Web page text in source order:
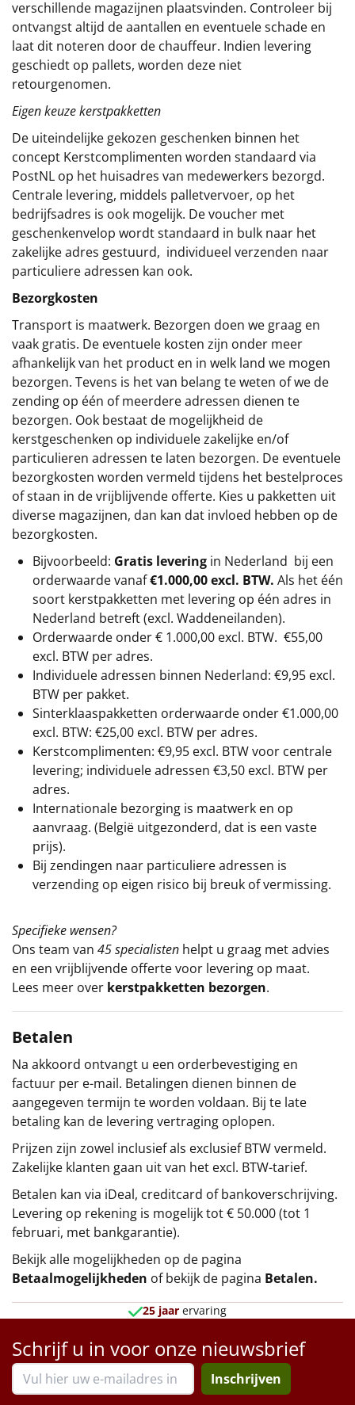
verschillende magazijnen plaatsvinden. Controleer bij
ontvangst altijd de aantallen en eventuele schade en
laat dit noteren door de chauffeur. Indien levering
geschiedt op pallets, worden deze niet
retourgenomen.
Eigen keuze kerstpakketten
De uiteindelijke gekozen geschenken binnen het
concept Kerstcomplimenten worden standaard via
PostNL op het huisadres van medewerkers bezorgd.
Centrale levering, middels palletvervoer, op het
bedrijfsadres is ook mogelijk. De voucher met
geschenkenvelop wordt standaard in bulk naar het
zakelijke adres gestuurd, individueel verzenden naar
particuliere adressen kan ook.
Bezorgkosten
Transport is maatwerk. Bezorgen doen we graag en
vaak gratis. De eventuele kosten zijn onder meer
afhankelijk van het product en in welk land we mogen
bezorgen. Tevens is het van belang te weten of we de
zending op één of meerdere adressen dienen te
bezorgen. Ook bestaat de mogelijkheid de
kerstgeschenken op individuele zakelijke en/of
particulieren adressen te laten bezorgen. De eventuele
bezorgkosten worden vermeld tijdens het bestelproces
of staan in de vrijblijvende offerte. Kies u pakketten uit
diverse magazijnen, dan kan dat invloed hebben op de
bezorgkosten.
Bijvoorbeeld: Gratis levering in Nederland bij een
orderwaarde vanaf€1.000,00 excl. BTW. Als het één
soort kerstpakketten met levering op één adres in
Nederland betreft (excl. Waddeneilanden).
Orderwaarde onder € 1.000,00 excl. BTW. €55,00
excl. BTW per adres.
Individuele adressen binnen Nederland: €9,95 excl.
BTW per pakket.
Sinterklaaspakketten orderwaarde onder €1.000,00
excl. BTW: €25,00 excl. BTW per adres.
Kerstcomplimenten: €9,95 excl. BTW voor centrale
levering; individuele adressen €3,50 excl. BTW per
adres.
Internationale bezorging is maatwerk en op
aanvraag. (België uitgezonderd, dat is een vaste
prijs).
Bij zendingen naar particuliere adressen is
verzending op eigen risico bij breuk of vermissing.
Specifieke wensen?
Ons team van 45 specialisten helpt u graag met advies
en een vrijblijvende offerte voor levering op maat.
Lees meer over kerstpakketten bezorgen.
Betalen
Na akkoord ontvangt u een orderbevestiging en
factuur per e-mail. Betalingen dienen binnen de
aangegeven termijn te worden voldaan. Bij te late
betaling kan de levering vertraging oplopen.
Prijzen zijn zowel inclusief als exclusief BTW vermeld.
Zakelijke klanten gaan uit van het excl. BTW-tarief.
Betalen kan via iDeal, creditcard of bankoverschrijving.
Levering op rekening is mogelijk tot € 50.000 (tot 1
februari, met bankgarantie).
Bekijk alle mogelijkheden op de pagina
Betaalmogelijkheden of bekijk de pagina Betalen.
25 jaar ervaring
Schrijf u in voor onze nieuwsbrief
Inschrijven